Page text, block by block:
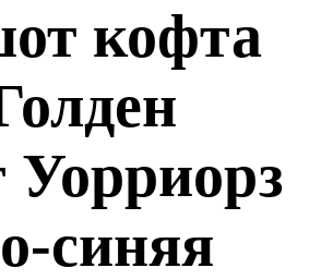
кофта
Уорриорз
синяя